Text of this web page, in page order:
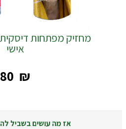
מחזיק מפתחות דיסקית
אישי
‎80 ₪
אז מה עושים בשביל